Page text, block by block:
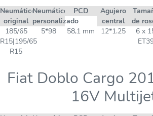
Neumático
original
Neumático
personalizado
PCD
Agujero
central
de
185/65
R15|195/65
R15
5*98 58,1 mm 12*1.25
6 x
Fiat Doblo Cargo
16V